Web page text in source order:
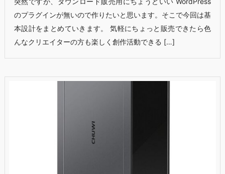
のプラグインが無いので作りたいと思います。そこで今回は基
本設計をまとめていきます。 気軽にちょっと販売できたら色
んなクリエイターの方も楽しく創作活動できる […]